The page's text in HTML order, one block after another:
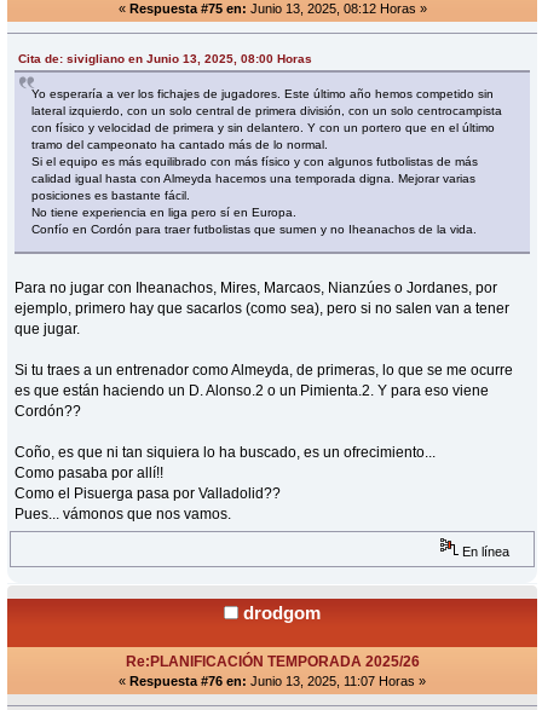
« Respuesta #75 en: Junio 13, 2025, 08:12 Horas »
Cita de: sivigliano en Junio 13, 2025, 08:00 Horas
Yo esperaría a ver los fichajes de jugadores. Este último año hemos competido sin
lateral izquierdo, con un solo central de primera división, con un solo centrocampista
con físico y velocidad de primera y sin delantero. Y con un portero que en el último
tramo del campeonato ha cantado más de lo normal.
Si el equipo es más equilibrado con más físico y con algunos futbolistas de más
calidad igual hasta con Almeyda hacemos una temporada digna. Mejorar varias
posiciones es bastante fácil.
No tiene experiencia en liga pero sí en Europa.
Confío en Cordón para traer futbolistas que sumen y no Iheanachos de la vida.
Para no jugar con Iheanachos, Mires, Marcaos, Nianzúes o Jordanes, por
ejemplo, primero hay que sacarlos (como sea), pero si no salen van a tener
que jugar.
Si tu traes a un entrenador como Almeyda, de primeras, lo que se me ocurre
es que están haciendo un D. Alonso.2 o un Pimienta.2. Y para eso viene
Cordón??
Coño, es que ni tan siquiera lo ha buscado, es un ofrecimiento...
Como pasaba por allí!!
Como el Pisuerga pasa por Valladolid??
Pues... vámonos que nos vamos.
En línea
drodgom
Re:PLANIFICACIÓN TEMPORADA 2025/26
« Respuesta #76 en: Junio 13, 2025, 11:07 Horas »